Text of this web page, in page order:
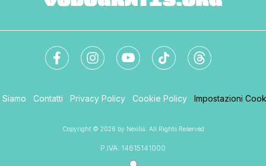
Siamo Contatti Privacy Policy Cookie Policy Impostazioni
Copyright © 2026 by Nexilia. All Rights Reserved
P.IVA: 14615141000